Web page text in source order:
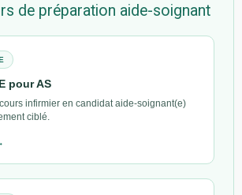
de préparation aide-soignant
pour AS
infirmier en candidat aide-soignant(e)
ciblé.